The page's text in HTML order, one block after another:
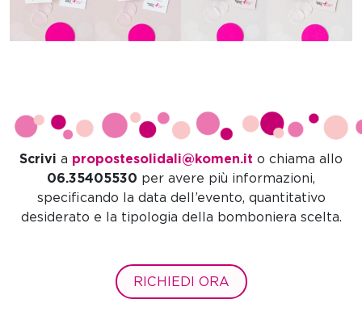
Scrivi a propostesolidali@komen.it o chiama allo
06.35405530 per avere più informazioni,
specificando la data dell’evento, quantitativo
desiderato e la tipologia della bomboniera scelta.
RICHIEDI ORA